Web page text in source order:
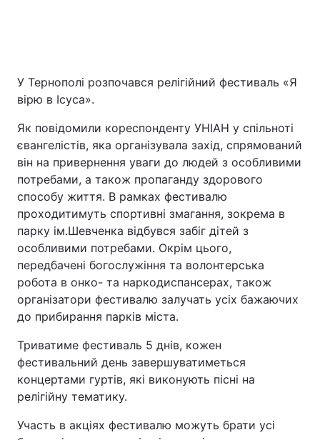
Головна Війна
Україна Політика
Економіка Світ
Екологія
Львів
Дніпро Харків
Одеса
У Тернополі розпочався релігійний фестиваль «Я
вірю в Ісуса».
Як повідомили кореспонденту УНІАН у спільноті
євангелістів, яка організувала захід, спрямований
він на привернення уваги до людей з особливими
потребами, а також пропаганду здорового
способу життя. В рамках фестивалю
проходитимуть спортивні змагання, зокрема в
парку ім.Шевченка відбувся забіг дітей з
особливими потребами. Окрім цього,
передбачені богослужіння та волонтерська
робота в онко- та наркодиспансерах, також
організатори фестивалю залучать усіх бажаючих
до прибирання парків міста.
Триватиме фестиваль 5 днів, кожен
фестивальний день завершуватиметься
концертами гуртів, які виконують пісні на
релігійну тематику.
Участь в акціях фестивалю можуть брати усі